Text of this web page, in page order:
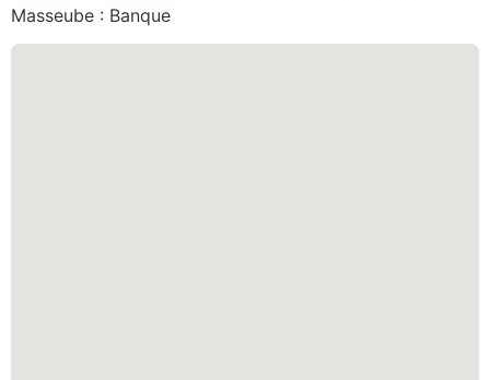
Masseube : Banque